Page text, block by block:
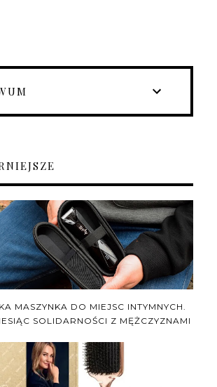
MASZYNKA DO MIEJSC INTYMNYCH.
SOLIDARNOŚCI Z MĘŻCZYZNAMI